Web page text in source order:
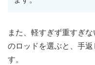
また、軽すぎず重すぎ
のロッドを選ぶと、手
す。